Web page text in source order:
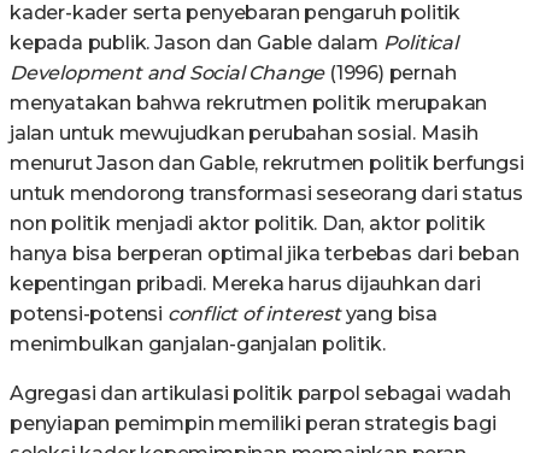
kader-kader serta penyebaran pengaruh politik
kepada publik. Jason dan Gable dalam Political
Development and Social Change(1996) pernah
menyatakan bahwa rekrutmen politik merupakan
jalan untuk mewujudkan perubahan sosial. Masih
menurut Jason dan Gable, rekrutmen politik berfungsi
untuk mendorong transformasi seseorang dari status
non politik menjadi aktor politik. Dan, aktor politik
hanya bisa berperan optimal jika terbebas dari beban
kepentingan pribadi. Mereka harus dijauhkan dari
potensi-potensi conflict of interestyang bisa
menimbulkan ganjalan-ganjalan politik.
Agregasi dan artikulasi politik parpol sebagai wadah
penyiapan pemimpin memiliki peran strategis bagi